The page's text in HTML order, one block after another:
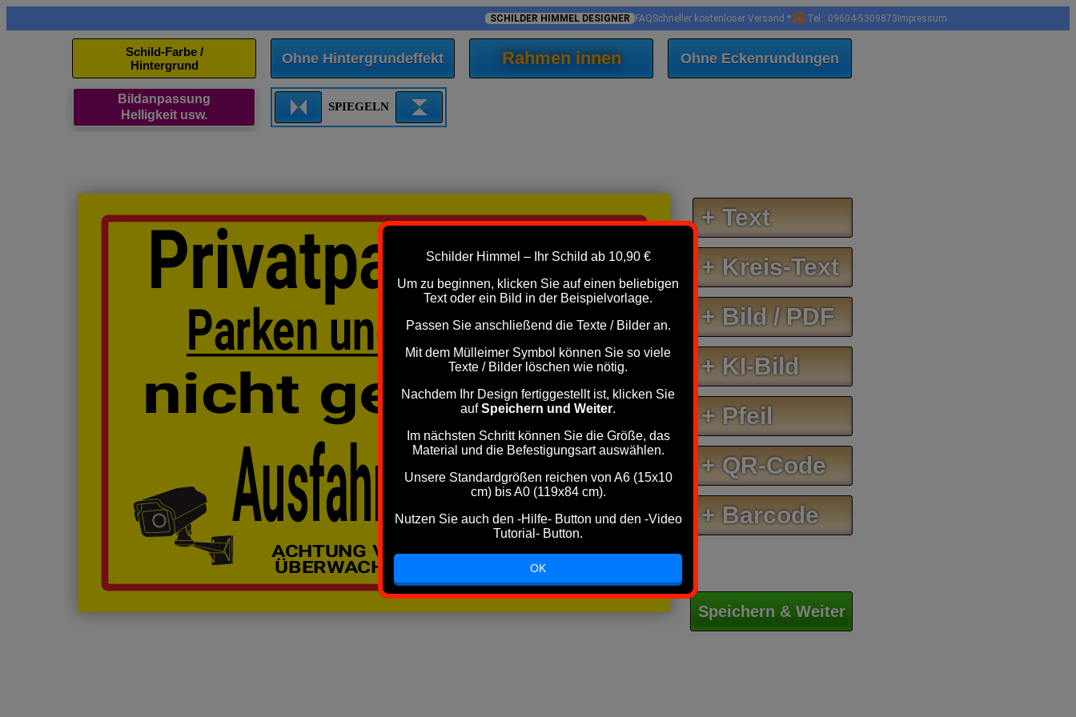
SCHILDER HIMMEL DESIGNER FAQSchneller kostenloser Versand * Tel.: 09604-5309873 Impressum
Schild-Farbe /
Hintergrund
Ohne Hintergrundeffekt Rahmen innen Ohne Eckenrundungen
Bildanpassung
Helligkeit usw.
SPIEGELN
Privatparkplatz
ACHTUNG VİDEO
ÜBERWACHUNG
Parken und Wenden
nicht gestattet
Ausfahrt freihalten !
+ Text
+ Kreis-Text
+ Bild / PDF
+ KI-Bild
+ Pfeil
+ QR-Code
+ Barcode
Speichern & Weiter
Schilder Himmel – Ihr Schild ab 10,90 €
Um zu beginnen, klicken Sie auf einen beliebigen
Text oder ein Bild in der Beispielvorlage.
Passen Sie anschließend die Texte / Bilder an.
Mit dem Mülleimer Symbol können Sie so viele
Texte / Bilder löschen wie nötig.
Nachdem Ihr Design fertiggestellt ist, klicken Sie
aufSpeichern und Weiter.
Im nächsten Schritt können Sie die Größe, das
Material und die Befestigungsart auswählen.
Unsere Standardgrößen reichen von A6 (15x10
cm) bis A0 (119x84 cm).
Nutzen Sie auch den -Hilfe- Button und den -Video
Tutorial- Button.
OK